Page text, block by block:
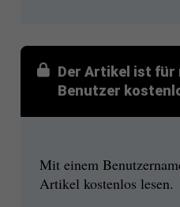
Der Artikel ist
Benutzer
Mit einem
Artikel kostenlos lesen.